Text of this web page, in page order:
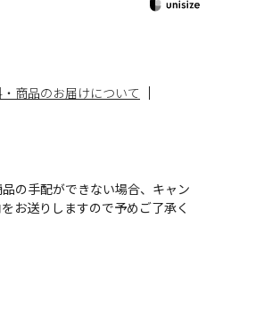
商品のお届けについて
の手配ができない場合、キャン
お送りしますので予めご了承く